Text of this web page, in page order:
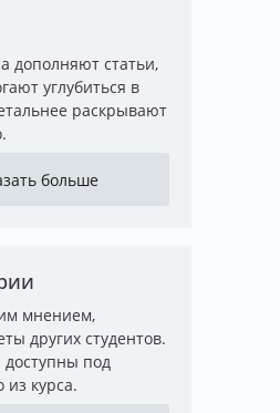
дополняют статьи,
углубиться в
раскрывают
больше
мнением,
других студентов.
под
курса.